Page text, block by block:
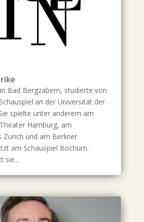
Bad Bergzabern, studierte von
an der Universität der
spielte unter anderem am
Hamburg, am
Zürich und am Berliner
am Schauspiel Bochum.
sie...